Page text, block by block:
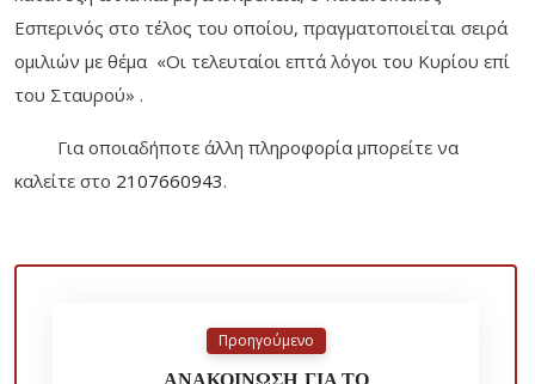
Εσπερινός στο τέλος του οποίου, πραγματοποιείται σειρά
ομιλιών με θέμα «Οι τελευταίοι επτά λόγοι του Κυρίου επί
του Σταυρού» .
Για οποιαδήποτε άλλη πληροφορία μπορείτε να
καλείτε στο 2107660943.
Προηγούμενο